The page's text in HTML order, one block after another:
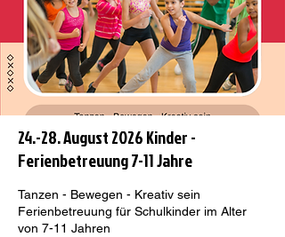
24.-28. August 2026 Kinder -
Ferienbetreuung 7-11 Jahre
Tanzen - Bewegen - Kreativ sein
Ferienbetreuung für Schulkinder im Alter
von 7-11 Jahren